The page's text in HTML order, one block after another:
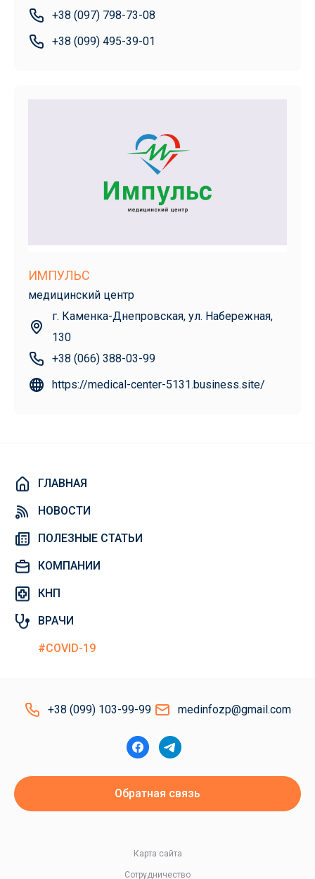
+38 (097) 798-73-08
+38 (099) 495-39-01
ИМПУЛЬС
медицинский центр
г. Каменка-Днепровская, ул. Набережная,
130
+38 (066) 388-03-99
https://medical-center-5131.business.site/
ГЛАВНАЯ
НОВОСТИ
ПОЛЕЗНЫЕ СТАТЬИ
КОМПАНИИ
КНП
ВРАЧИ
#COVID-19
+38 (099) 103-99-99 medinfozp@gmail.com
Обратная связь
Сотрудничество
Карта сайта